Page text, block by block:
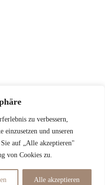
zu verbessern,
einzusetzen und unseren
auf „Alle akzeptieren"
von Cookies zu.
Alle akzeptieren